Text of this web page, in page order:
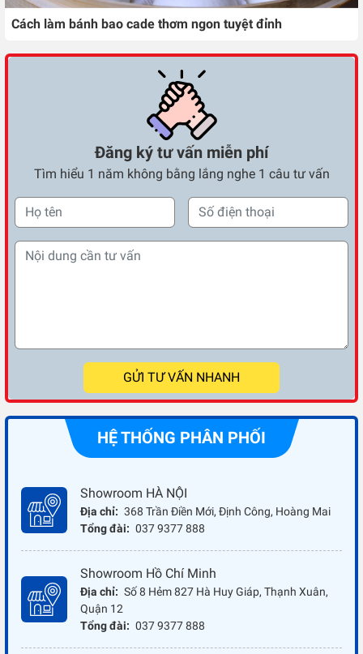
Cách làm bánh bao cade thơm ngon tuyệt đỉnh
Đăng ký tư vấn miễn phí
Tìm hiểu 1 năm không bằng lắng nghe 1 câu tư vấn
GỬI TƯ VẤN NHANH
HỆ THỐNG PHÂN PHỐI
Showroom HÀ NỘI
Địa chỉ: 368 Trần Điền Mới, Định Công, Hoàng Mai
Tổng đài: 037 9377 888
Showroom Hồ Chí Minh
Địa chỉ: Số 8 Hẻm 827 Hà Huy Giáp, Thạnh Xuân,
Quận 12
Tổng đài: 037 9377 888